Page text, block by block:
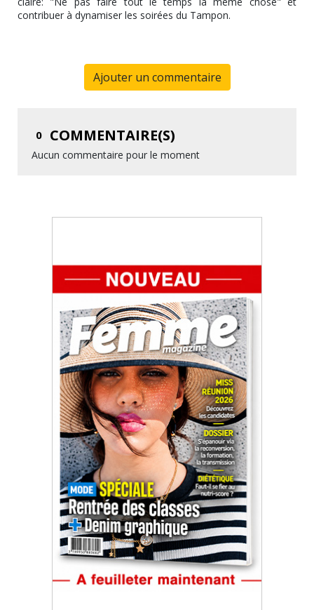
contribuer à dynamiser les soirées du Tampon.
Ajouter un commentaire
0 COMMENTAIRE(S)
Aucun commentaire pour le moment